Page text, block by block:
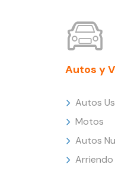
Autos y
Autos
Motos
Autos